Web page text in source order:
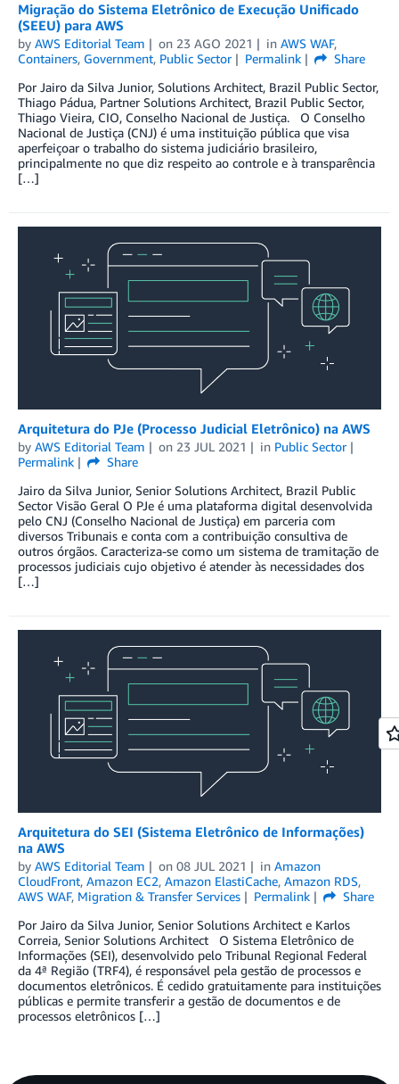
Migração do Sistema Eletrônico de Execução Unificado
(SEEU) para AWS
by AWS Editorial Team on 23 AGO 2021 in AWS WAF,
Containers, Government, Public Sector Permalink
Share
Por Jairo da Silva Junior, Solutions Architect, Brazil Public Sector,
Thiago Pádua, Partner Solutions Architect, Brazil Public Sector,
Thiago Vieira, CIO, Conselho Nacional de Justiça. O Conselho
Nacional de Justiça (CNJ) é uma instituição pública que visa
aperfeiçoar o trabalho do sistema judiciário brasileiro,
principalmente no que diz respeito ao controle e à transparência
[…]
Arquitetura do PJe (Processo Judicial Eletrônico) na AWS
by AWS Editorial Team on 23 JUL 2021 in Public Sector
Permalink
Share
Jairo da Silva Junior, Senior Solutions Architect, Brazil Public
Sector Visão Geral O PJe é uma plataforma digital desenvolvida
pelo CNJ (Conselho Nacional de Justiça) em parceria com
diversos Tribunais e conta com a contribuição consultiva de
outros órgãos. Caracteriza-se como um sistema de tramitação de
processos judiciais cujo objetivo é atender às necessidades dos
[…]
Arquitetura do SEI (Sistema Eletrônico de Informações)
na AWS
by AWS Editorial Team on 08 JUL 2021 in Amazon
CloudFront, Amazon EC2, Amazon ElastiCache, Amazon RDS,
AWS WAF, Migration & Transfer Services Permalink
Share
Por Jairo da Silva Junior, Senior Solutions Architect e Karlos
Correia, Senior Solutions Architect O Sistema Eletrônico de
Informações (SEI), desenvolvido pelo Tribunal Regional Federal
da 4ª Região (TRF4), é responsável pela gestão de processos e
documentos eletrônicos. É cedido gratuitamente para instituições
públicas e permite transferir a gestão de documentos e de
processos eletrônicos […]